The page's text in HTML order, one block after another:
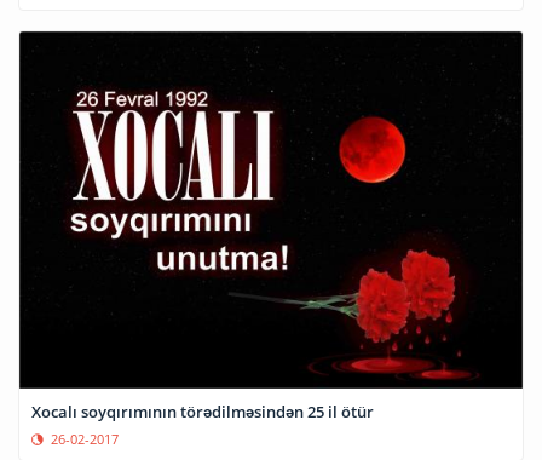
Xocalı soyqırımının törədilməsindən 25 il ötür
26-02-2017